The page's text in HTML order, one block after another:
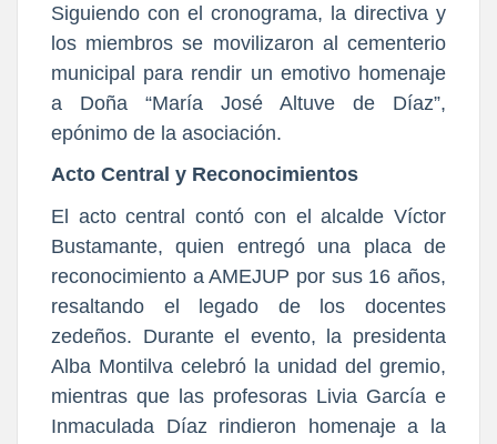
Siguiendo con el cronograma, la directiva y
los miembros se movilizaron al cementerio
municipal para rendir un emotivo homenaje
a Doña “María José Altuve de Díaz”,
epónimo de la asociación.
Acto Central y Reconocimientos
El acto central contó con el alcalde Víctor
Bustamante, quien entregó una placa de
reconocimiento a AMEJUP por sus 16 años,
resaltando el legado de los docentes
zedeños. Durante el evento, la presidenta
Alba Montilva celebró la unidad del gremio,
mientras que las profesoras Livia García e
Inmaculada Díaz rindieron homenaje a la